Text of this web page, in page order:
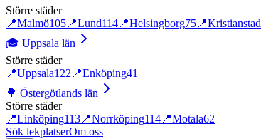
Större städer
📍Malmö105 📍Lund114 📍Helsingborg75 📍Kristianstad
🎓 Uppsala län
Större städer
📍Uppsala122 📍Enköping41
🌳 Östergötlands län
Större städer
📍Linköping113 📍Norrköping114 📍Motala62
Sök lekplatserOm oss